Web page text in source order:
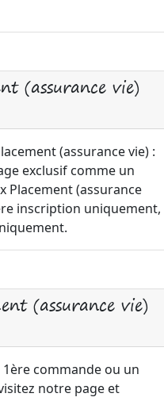
(assurance vie)
(assurance vie) :
exclusif comme un
Placement (assurance
inscription uniquement,
(assurance vie)
commande ou un
notre page et